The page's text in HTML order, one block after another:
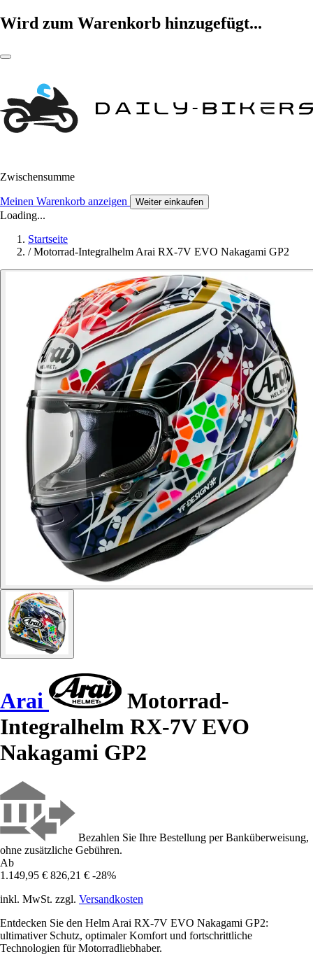
Wird zum Warenkorb hinzugefügt...
Zwischensumme
Meinen Warenkorb anzeigen Weiter einkaufen
Loading...
Startseite
/ Motorrad-Integralhelm Arai RX-7V EVO Nakagami GP2
Arai
Motorrad-
Integralhelm RX-7V EVO
Nakagami GP2
Bezahlen Sie Ihre Bestellung per Banküberweisung,
ohne zusätzliche Gebühren.
Ab
1.149,95 € 826,21 € -28%
inkl. MwSt. zzgl. Versandkosten
Entdecken Sie den Helm Arai RX-7V EVO Nakagami GP2:
ultimativer Schutz, optimaler Komfort und fortschrittliche
Technologien für Motorradliebhaber.